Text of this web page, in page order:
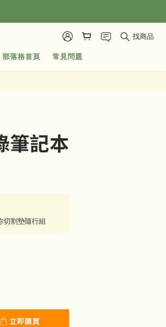
找商品
部落格首頁 常見問題
筆記本
切割墊隨行組
立即購買